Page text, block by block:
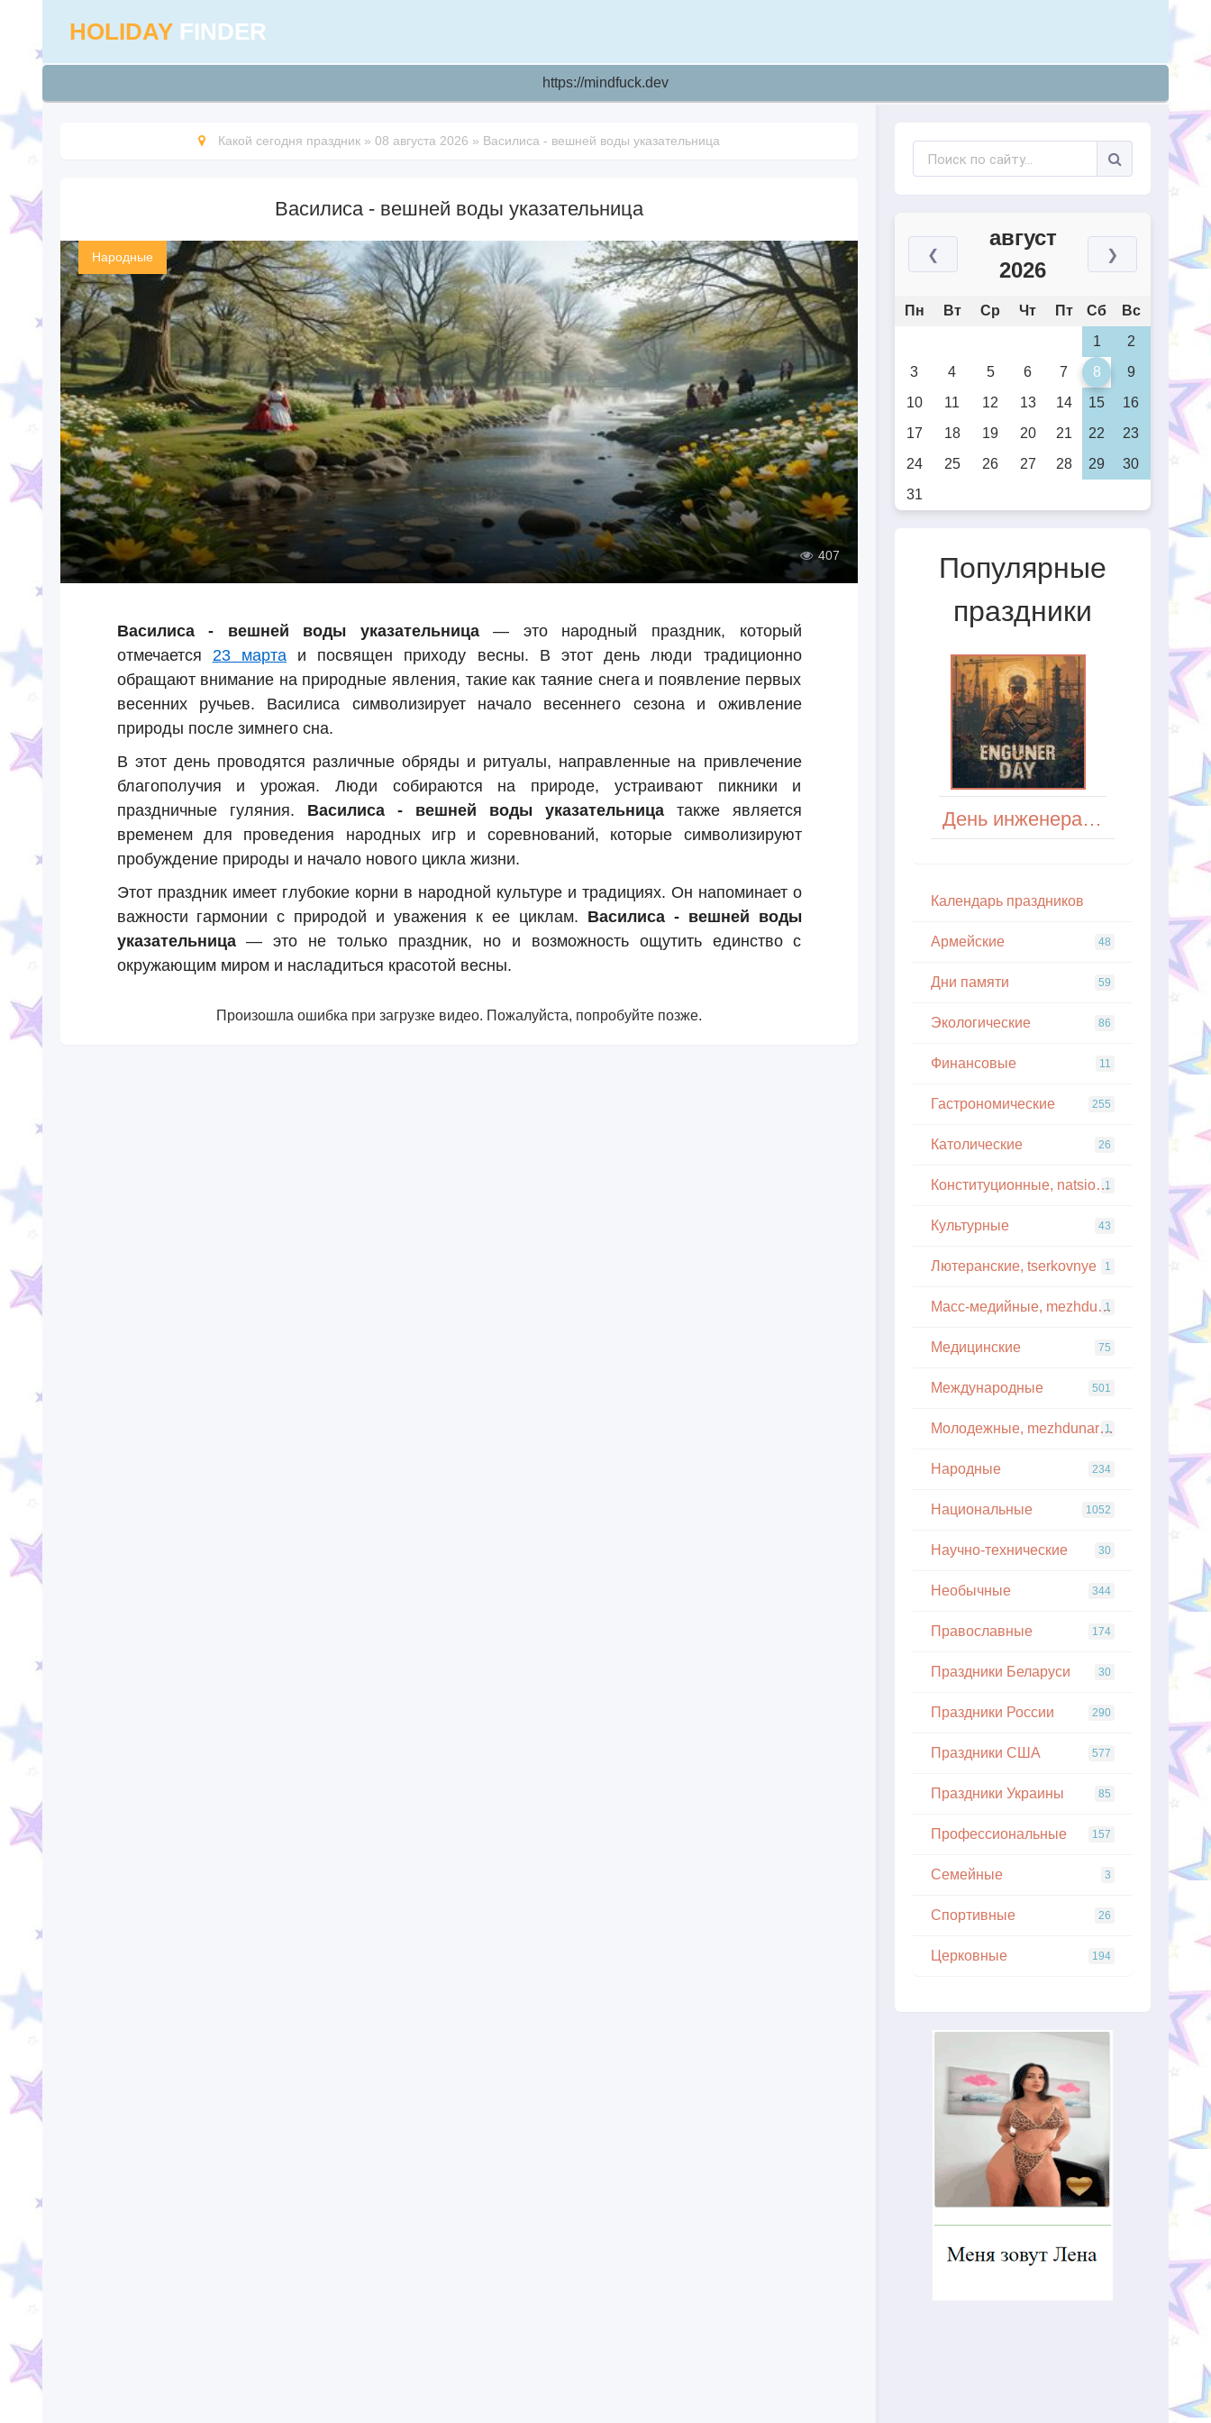
HOLIDAY FINDER
https://mindfuck.dev
Какой сегодня праздник » 08 августа 2026 » Василиса - вешней воды указательница
Василиса - вешней воды указательница
Народные
407
Василиса - вешней воды указательница— это народный праздник, который
отмечается 23 мартаи посвящен приходу весны. В этот день люди традиционно
обращают внимание на природные явления, такие как таяние снега и появление первых
весенних ручьев. Василиса символизирует начало весеннего сезона и оживление
природы после зимнего сна.
В этот день проводятся различные обряды и ритуалы, направленные на привлечение
благополучия и урожая. Люди собираются на природе, устраивают пикники и
праздничные гуляния. Василиса - вешней воды указательницатакже является
временем для проведения народных игр и соревнований, которые символизируют
пробуждение природы и начало нового цикла жизни.
Этот праздник имеет глубокие корни в народной культуре и традициях. Он напоминает о
важности гармонии с природой и уважения к ее циклам. Василиса - вешней воды
указательница— это не только праздник, но и возможность ощутить единство с
окружающим миром и насладиться красотой весны.
Произошла ошибка при загрузке видео. Пожалуйста, попробуйте позже.
❮
август
2026
❯
Пн Вт Ср Чт Пт Сб
Вс
1
2
3
4 5 6 7 8
9
10
11 12 13 14 15
16
17
18 19 20 21 22
23
24
25 26 27 28 29
30
31
Популярные
праздники
День инженера в Индии
Кaлeндapь пpaздникoв
Армейские 48
Дни памяти 59
Экологические 86
Финансовые 11
Гастрономические 255
Католические 26
Конституционные, natsionalnye
1
Культурные 43
Лютеранские, tserkovnye 1
Масс-медийные, mezhdunarodnye
1
Медицинские 75
Международные 501
Молодежные, mezhdunarodnye
1
Народные 234
Национальные 1052
Научно-технические 30
Необычные 344
Православные 174
Праздники Беларуси 30
Праздники России 290
Праздники США 577
Праздники Украины 85
Профессиональные 157
Семейные 3
Спортивные 26
Церковные 194